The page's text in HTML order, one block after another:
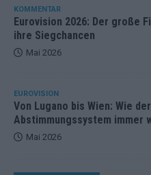
KOMMENTAR
Eurovision 2026: Der große
ihre Siegchancen
Mai 2026
EUROVISION
Von Lugano bis Wien: Wie
Abstimmungssystem immer
Mai 2026